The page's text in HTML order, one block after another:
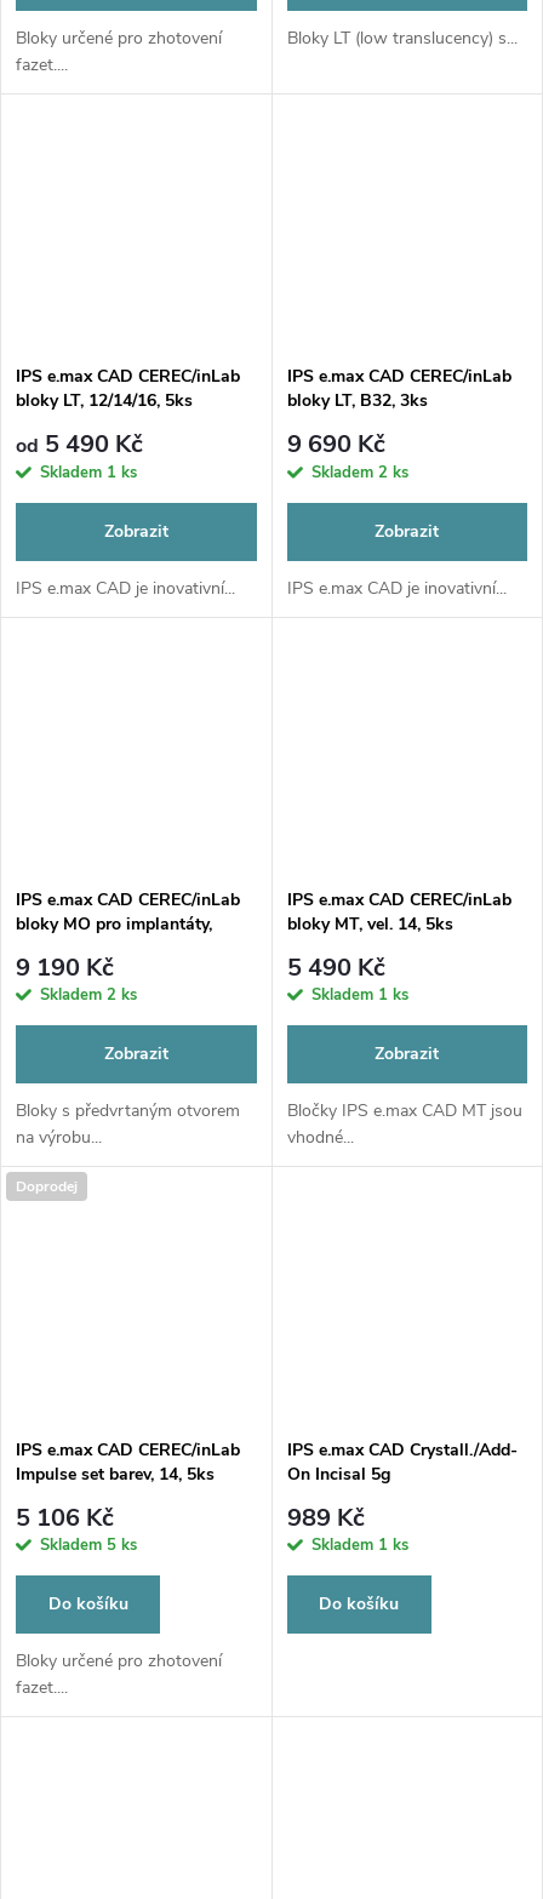
Bloky určené pro zhotovení
fazet....
Bloky LT (low translucency) s...
IPS e.max CAD CEREC/inLab
bloky LT, 12/14/16, 5ks
od 5 490 Kč
Skladem 1 ks
Zobrazit
IPS e.max CAD je inovativní...
IPS e.max CAD CEREC/inLab
bloky LT, B32, 3ks
9 690 Kč
Skladem 2 ks
Zobrazit
IPS e.max CAD je inovativní...
IPS e.max CAD CEREC/inLab
bloky MO pro implantáty,
9 190 Kč
Skladem 2 ks
Zobrazit
Bloky s předvrtaným otvorem
na výrobu...
IPS e.max CAD CEREC/inLab
bloky MT, vel. 14, 5ks
5 490 Kč
Skladem 1 ks
Zobrazit
Bločky IPS e.max CAD MT jsou
vhodné...
Doprodej
IPS e.max CAD CEREC/inLab
Impulse set barev, 14, 5ks
5 106 Kč
Skladem 5 ks
Do košíku
Bloky určené pro zhotovení
fazet....
IPS e.max CAD Crystall./Add-
On Incisal 5g
989 Kč
Skladem 1 ks
Do košíku